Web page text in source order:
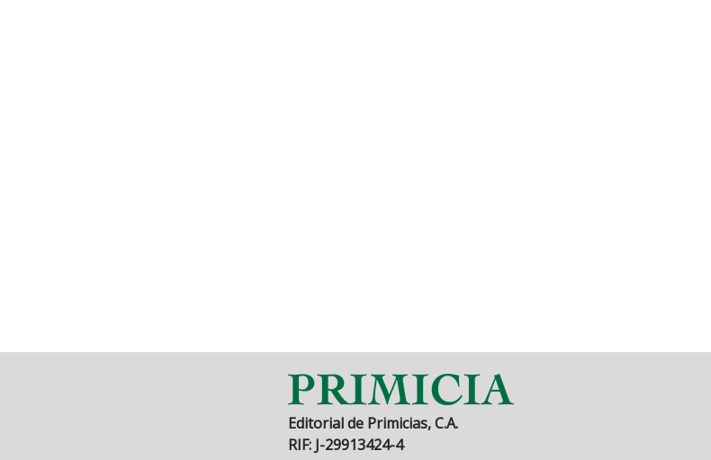
Editorial de Primicias, C.A.
RIF: J-29913424-4